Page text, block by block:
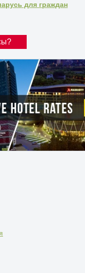
для граждан